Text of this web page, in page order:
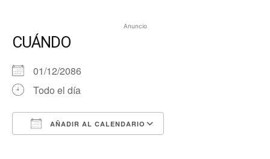
Anuncio
CUÁNDO
01/12/2086
Todo el día
AÑADIR AL CALENDARIO